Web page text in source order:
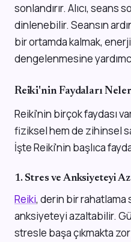
sonlandırır. Alıcı, seans
dinlenebilir. Seansın
bir ortamda kalmak,
dengelenmesine
Reiki'nin Faydaları
Reiki'nin birçok faydası
fiziksel hem de zihinsel
İşte Reiki'nin başlıca
1. Stres ve Anksiyeteyi
Reiki, derin bir rahatlama
anksiyeteyi azaltabilir.
stresle başa çıkmakta